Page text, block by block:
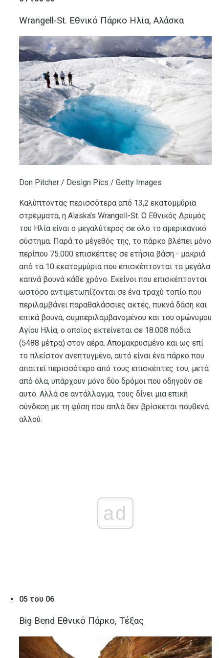
Wrangell-St. Εθνικό Πάρκο Ηλία, Αλάσκα
Don Pitcher / Design Pics / Getty Images
Καλύπτοντας περισσότερα από 13,2 εκατομμύρια
στρέμματα, η Alaska's Wrangell-St. Ο Εθνικός Δρυμός
του Ηλία είναι ο μεγαλύτερος σε όλο το αμερικανικό
σύστημα. Παρά το μέγεθός της, το πάρκο βλέπει μόνο
περίπου 75.000 επισκέπτες σε ετήσια βάση - μακριά
από τα 10 εκατομμύρια που επισκέπτονται τα μεγάλα
καπνά βουνά κάθε χρόνο. Εκείνοι που επισκέπτονται
ωστόσο αντιμετωπίζονται σε ένα τραχύ τοπίο που
περιλαμβάνει παραθαλάσσιες ακτές, πυκνά δάση και
επικά βουνά, συμπεριλαμβανομένου και του ομώνυμου
Αγίου Ηλία, ο οποίος εκτείνεται σε 18.008 πόδια
(5488 μέτρα) στον αέρα. Απομακρυσμένο και ως επί
το πλείστον ανεπτυγμένο, αυτό είναι ένα πάρκο που
απαιτεί περισσότερο από τους επισκέπτες του, μετά
από όλα, υπάρχουν μόνο δύο δρόμοι που οδηγούν σε
αυτό. Αλλά σε αντάλλαγμα, τους δίνει μια επική
σύνδεση με τη φύση που απλά δεν βρίσκεται πουθενά
αλλού.
ad
05 του 06
Big Bend Εθνικό Πάρκο, Τέξας